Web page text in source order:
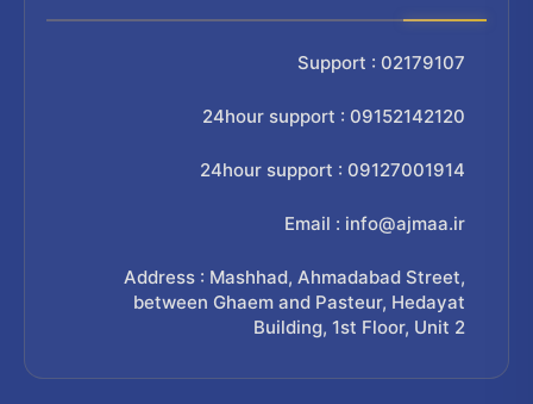
Support : 02179107
24hour support : 09152142120
24hour support : 09127001914
Email : info@ajmaa.ir
Address : Mashhad, Ahmadabad Street,
between Ghaem and Pasteur, Hedayat
Building, 1st Floor, Unit 2